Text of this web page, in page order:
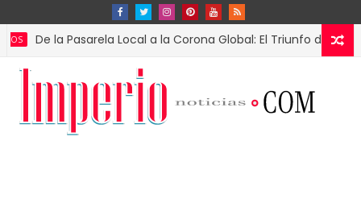
Pasarela Local a la Corona Global: El Triunfo de Fátima Bosch